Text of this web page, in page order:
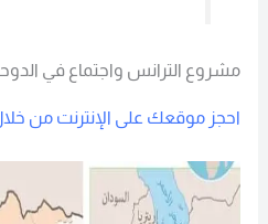
مشروع الترانس واجتماع في
احجز موقعك على الإنترنت من